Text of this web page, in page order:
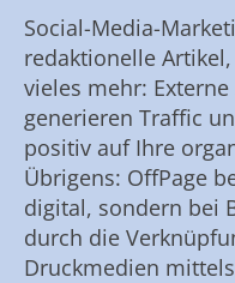
Social-Media-
redaktionelle
vieles mehr:
generieren Traffic
positiv auf Ihre
Übrigens: OffPage
digital, sondern bei
durch die
Druckmedien mittels